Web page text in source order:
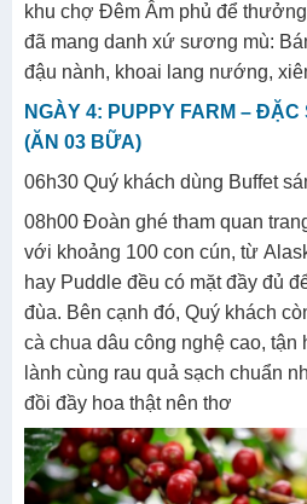
khu chợ Đêm Âm phủ để
đã mang danh xứ sương mù:
đậu nành, khoai lang nướng,
NGÀY 4: PUPPY FARM – ĐẶC
(ĂN 03 BỮA)
06h30 Quý khách dùng Buffet
08h00 Đoàn ghé tham quan
với khoảng 100 con cún, từ
hay Puddle đều có mặt đầy đủ
đùa. Bên cạnh đó, Quý khách
cà chua dâu công nghệ cao,
lành cùng rau quả sạch chuẩn
đồi đầy hoa thật nên thơ